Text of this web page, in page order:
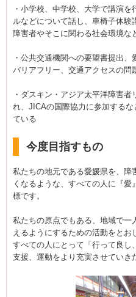
・小学校、中学校、大学で講演
ルなどについて話し、車椅子体験
障害者やそこに関わる社会環境な
・公共交通機関への要望書提出
バリアフリー、交通アクセスの問
・ダスキン・アジア太平洋障害
れ、JICAの国際協力に参加する
ている
今度目指すもの
私たちの地元である愛媛県を、障
くなるような、すべての人に『愛
標です。
私たちの原点でもある、地域で一
えるようにするための活動をとお
すべての人にとって「行って良し
支援、運動をより充実させていき